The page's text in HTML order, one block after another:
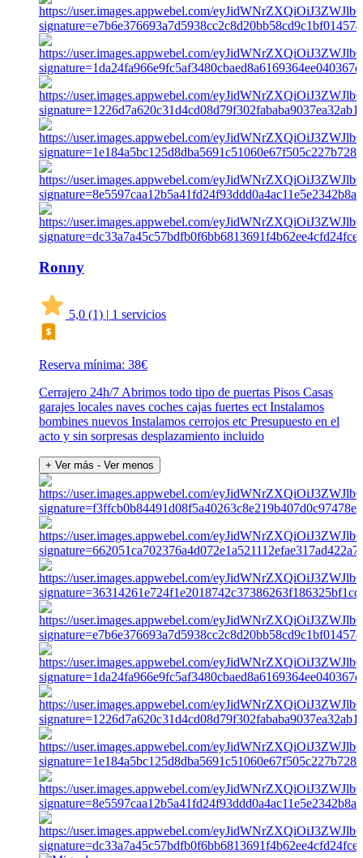
Ronny
5,0 (1) | 1 servicios
Reserva mínima: 38€
Cerrajero 24h/7 Abrimos todo tipo de puertas Pisos Casas
garajes locales naves coches cajas fuertes ect Instalamos
bombines nuevos Instalamos cerrojos etc Presupuesto en el
acto y sin sorpresas desplazamiento incluido
+ Ver más - Ver menos